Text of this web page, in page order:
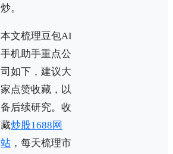
炒。
本文梳理豆包AI
手机助手重点公
司如下，建议大
家点赞收藏，以
备后续研究。收
藏炒股1688网
站 ，每天梳理市